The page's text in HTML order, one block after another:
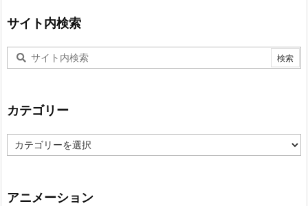
サイト内検索
カテゴリー
テ
ー
アニメーション